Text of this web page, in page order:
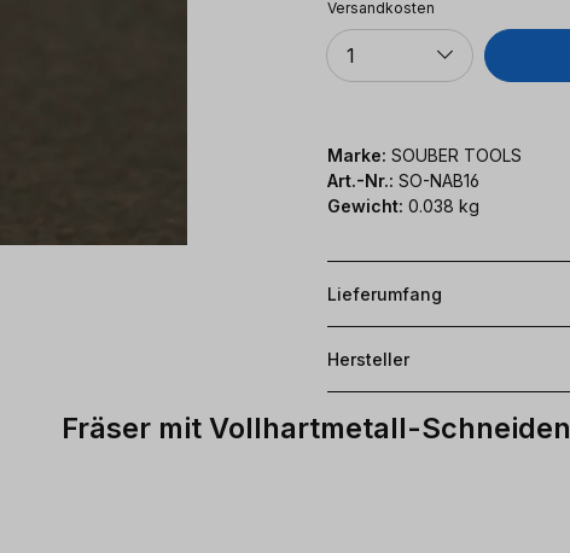
Versandkosten
Anzahl
1
Marke: SOUBER TOOLS
Art.-Nr.: SO-NAB16
Gewicht: 0.038 kg
Lieferumfang
Hersteller
Fräser mit Vollhartmetall-Schneiden